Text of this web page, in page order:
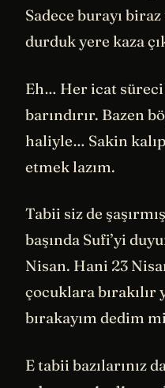
Sadece burayı
durduk yere kaza
Eh… Her icat
barındırır. Bazen
haliyle… Sakin
etmek lazım.
Tabii siz de
başında Sufi’yi
Nisan. Hani 23
çocuklara bırakılır
bırakayım dedim
E tabii bazılarınız